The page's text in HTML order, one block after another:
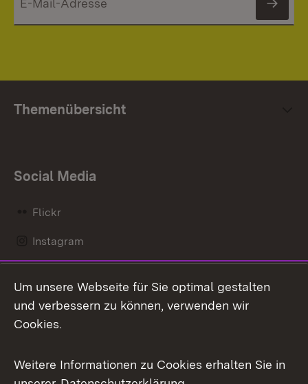
Themenübersicht
Social Media
Flickr
Instagram
Mastodon
Messenger
Social Wall
Um unsere Webseite für Sie optimal gestalten
und verbessern zu können, verwenden wir
Cookies.
Weitere Informationen zu Cookies erhalten Sie in